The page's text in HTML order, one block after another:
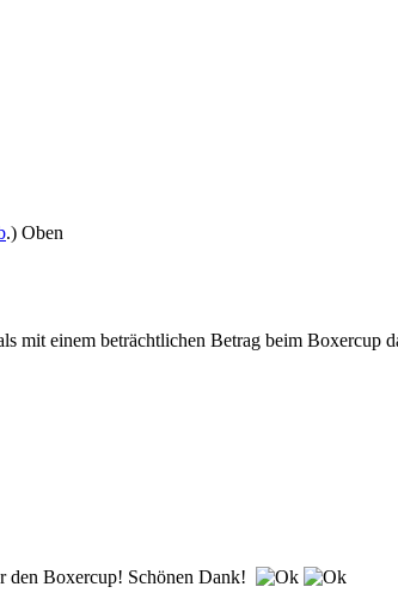
.) Oben
mit einem beträchtlichen Betrag beim Boxercup
den Boxercup! Schönen Dank!